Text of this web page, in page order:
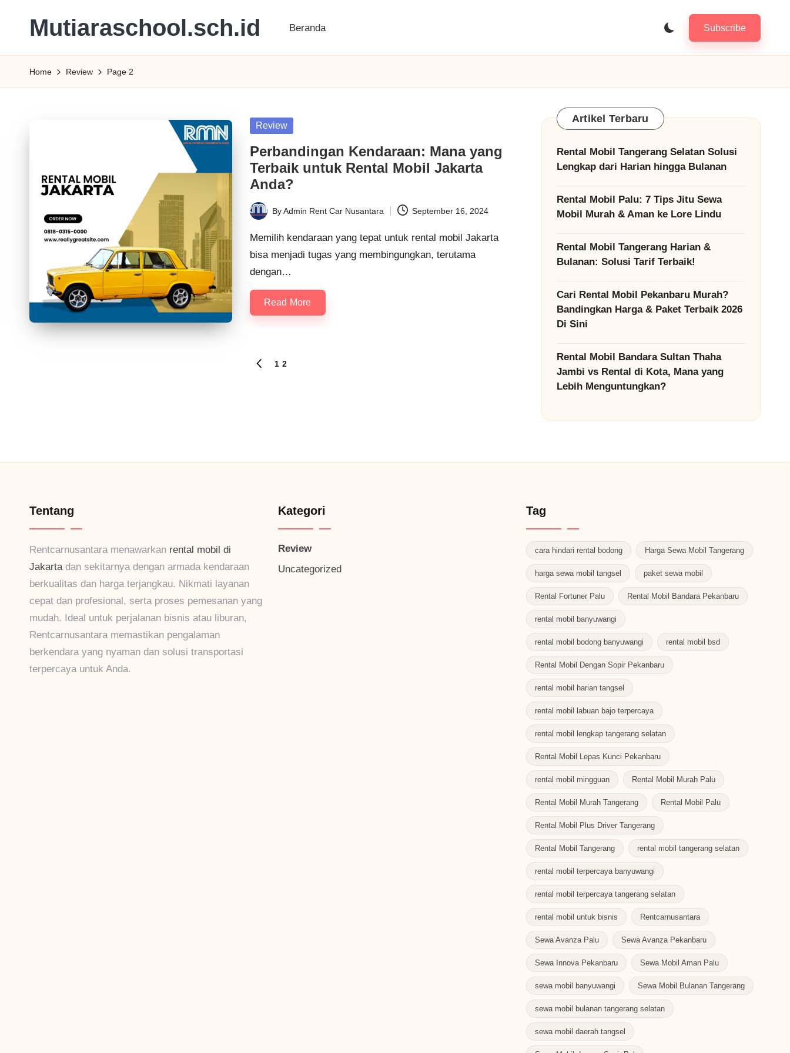
Mutiaraschool.sch.id
Rental,
Bisnis
Beranda Subscribe
Home Review Page 2
Posted
Review
Perbandingan Kendaraan: Mana yang
Terbaik untuk Rental Mobil Jakarta
Anda?
Posted
by
ByAdmin Rent Car Nusantara September 16, 2024
Memilih kendaraan yang tepat untuk rental mobil Jakarta
bisa menjadi tugas yang membingungkan, terutama
dengan…
Read More
PREVIOUS
1 2
Artikel Terbaru
Rental Mobil Tangerang Selatan Solusi
Lengkap dari Harian hingga Bulanan
Rental Mobil Palu: 7 Tips Jitu Sewa
Mobil Murah & Aman ke Lore Lindu
Rental Mobil Tangerang Harian &
Bulanan: Solusi Tarif Terbaik!
Cari Rental Mobil Pekanbaru Murah?
Bandingkan Harga & Paket Terbaik 2026
Di Sini
Rental Mobil Bandara Sultan Thaha
Jambi vs Rental di Kota, Mana yang
Lebih Menguntungkan?
Tentang
Rentcarnusantara menawarkan rental mobil di
Jakartadan sekitarnya dengan armada kendaraan
berkualitas dan harga terjangkau. Nikmati layanan
cepat dan profesional, serta proses pemesanan yang
mudah. Ideal untuk perjalanan bisnis atau liburan,
Rentcarnusantara memastikan pengalaman
berkendara yang nyaman dan solusi transportasi
terpercaya untuk Anda.
Kategori
Review
Uncategorized
Tag
cara hindari rental bodong Harga Sewa Mobil Tangerang
harga sewa mobil tangsel paket sewa mobil
Rental Fortuner Palu Rental Mobil Bandara Pekanbaru
rental mobil banyuwangi
rental mobil bodong banyuwangi rental mobil bsd
Rental Mobil Dengan Sopir Pekanbaru
rental mobil harian tangsel
rental mobil labuan bajo terpercaya
rental mobil lengkap tangerang selatan
Rental Mobil Lepas Kunci Pekanbaru
rental mobil mingguan Rental Mobil Murah Palu
Rental Mobil Murah Tangerang Rental Mobil Palu
Rental Mobil Plus Driver Tangerang
Rental Mobil Tangerang rental mobil tangerang selatan
rental mobil terpercaya banyuwangi
rental mobil terpercaya tangerang selatan
rental mobil untuk bisnis Rentcarnusantara
Sewa Avanza Palu Sewa Avanza Pekanbaru
Sewa Innova Pekanbaru Sewa Mobil Aman Palu
sewa mobil banyuwangi Sewa Mobil Bulanan Tangerang
sewa mobil bulanan tangerang selatan
sewa mobil daerah tangsel